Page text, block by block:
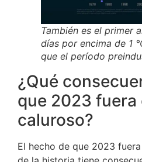
También es el primer
días por encima de 1
que el período
¿Qué
que 2023 fuera
caluroso?
El hecho de que 2023